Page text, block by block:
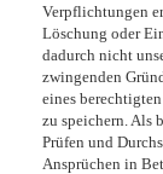
Verpflichtungen
Löschung oder
dadurch nicht
zwingenden
eines
zu speichern. Als
Prüfen und
Ansprüchen in